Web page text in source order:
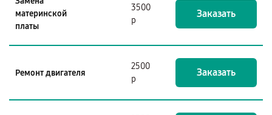
материнской
платы
3500
р
Заказать
Ремонт двигателя
2500
р
Заказать